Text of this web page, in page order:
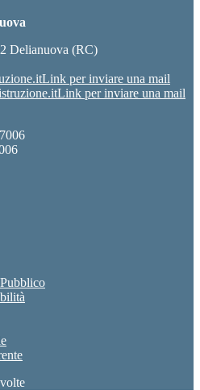
Delianuova (RC)
Link per inviare una mail
Link per inviare una mail
volte